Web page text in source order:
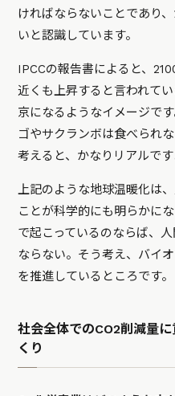
ければならないことであり
いと認識しています。
IPCCの報告書によると、
近くも上昇すると言われて
京になるようなイメージで
ゴやサクランボは食べられ
考えると、かなりリアルです
上記のような地球温暖化は
ことが科学的にも明らかに
で起こっているのならば、
ならない。そう考え、バイ
を推進しているところです。
社会全体でのCO2削減量
くり